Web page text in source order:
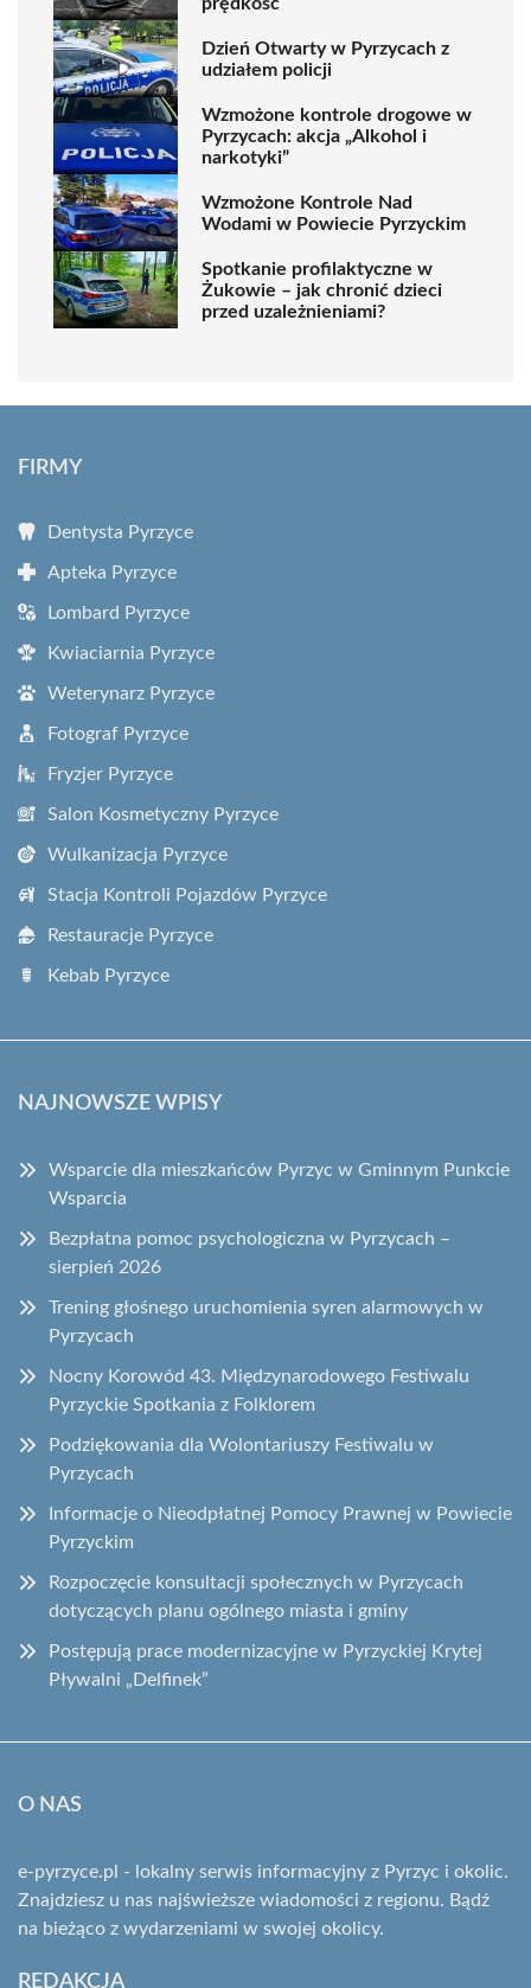
Dzień Otwarty w Pyrzycach z
udziałem policji
Wzmożone kontrole drogowe w
Pyrzycach: akcja „Alkohol i
narkotyki”
Wzmożone Kontrole Nad
Wodami w Powiecie Pyrzyckim
Spotkanie profilaktyczne w
Żukowie – jak chronić dzieci
przed uzależnieniami?
FIRMY
Dentysta Pyrzyce
Apteka Pyrzyce
Lombard Pyrzyce
Kwiaciarnia Pyrzyce
Weterynarz Pyrzyce
Fotograf Pyrzyce
Fryzjer Pyrzyce
Salon Kosmetyczny Pyrzyce
Wulkanizacja Pyrzyce
Stacja Kontroli Pojazdów Pyrzyce
Restauracje Pyrzyce
Kebab Pyrzyce
NAJNOWSZE WPISY
Wsparcie dla mieszkańców Pyrzyc w Gminnym Punkcie
Wsparcia
Bezpłatna pomoc psychologiczna w Pyrzycach –
sierpień 2026
Trening głośnego uruchomienia syren alarmowych w
Pyrzycach
Nocny Korowód 43. Międzynarodowego Festiwalu
Pyrzyckie Spotkania z Folklorem
Podziękowania dla Wolontariuszy Festiwalu w
Pyrzycach
Informacje o Nieodpłatnej Pomocy Prawnej w Powiecie
Pyrzyckim
Rozpoczęcie konsultacji społecznych w Pyrzycach
dotyczących planu ogólnego miasta i gminy
Postępują prace modernizacyjne w Pyrzyckiej Krytej
Pływalni „Delfinek”
O NAS
e-pyrzyce.pl - lokalny serwis informacyjny z Pyrzyc i okolic.
Znajdziesz u nas najświeższe wiadomości z regionu. Bądź
na bieżąco z wydarzeniami w swojej okolicy.
REDAKCJA